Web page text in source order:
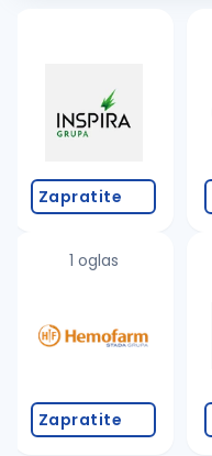
Zapratite
1 oglas
Zapratite